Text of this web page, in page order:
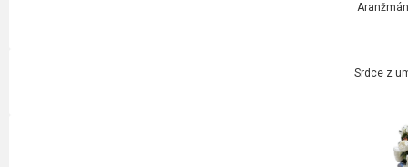
Srdce z